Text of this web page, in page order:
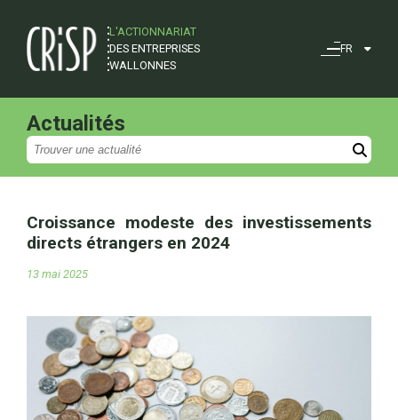
L'ACTIONNARIAT
DES ENTREPRISES
WALLONNES
FR
Actualités
Croissance modeste des investissements
directs étrangers en 2024
13 mai 2025